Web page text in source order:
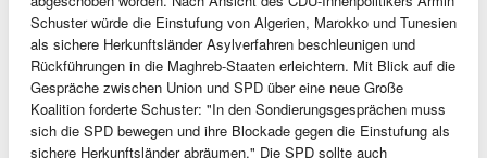
Schuster würde die Einstufung von Algerien, Marokko und Tunesien
als sichere Herkunftsländer Asylverfahren beschleunigen und
Rückführungen in die Maghreb-Staaten erleichtern. Mit Blick auf die
Gespräche zwischen Union und SPD über eine neue Große
Koalition forderte Schuster: "In den Sondierungsgesprächen muss
sich die SPD bewegen und ihre Blockade gegen die Einstufung als
sichere Herkunftsländer abräumen." Die SPD sollte auch